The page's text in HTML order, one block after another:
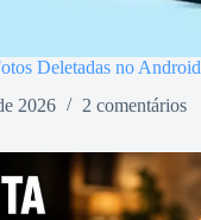
Deletadas no Android
2026
2 comentários